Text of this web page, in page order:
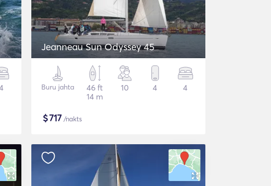
Jeanneau Sun Odyssey 45
Buru jahta
46 ft
14 m
10 4 4
$717 /nakts